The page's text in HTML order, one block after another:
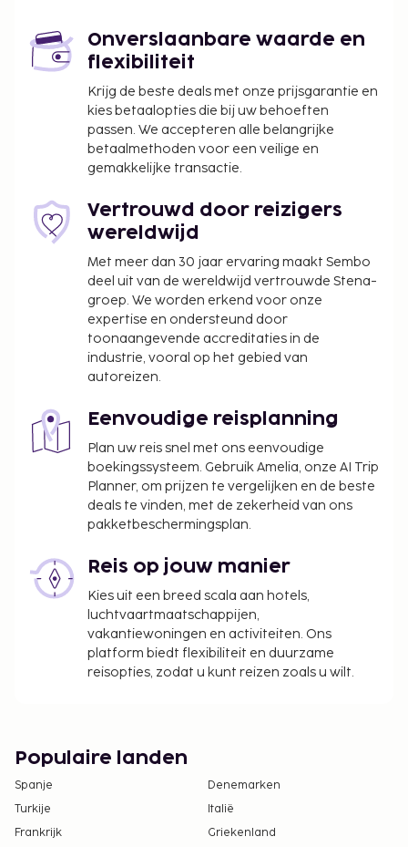
receptie, meertalig personeel en een
bagageopslagruimte. Dit hotel heeft 3 verdiepingen
in 1 gebouw en biedt aparte rookruimtes. Maak
kennis met andere gasten tijdens een gratis
receptie, dagelijks aangeboden. Dagelijks kun je
tegen betaling genieten van een lekker
continentaal ontbijt, dat geserveerd wordt van
08.00 uur tot 10.00 uur.
Toeslag voor het continentaal ontbijt: ca. INR
300 voor volwassenen en ca. INR 100 voor
kinderen
Deze lijst is mogelijk niet volledig. Toeslagen en
borgsommen zijn mogelijk excl. btw en kunnen
In deze accommodatie zijn huisdieren en
Onverslaanbare waarde en
flexibiliteit
Krijg de beste deals met onze prijsgarantie en
kies betaalopties die bij uw behoeften
passen. We accepteren alle belangrijke
betaalmethoden voor een veilige en
gemakkelijke transactie.
Vertrouwd door reizigers
wereldwijd
Met meer dan 30 jaar ervaring maakt Sembo
deel uit van de wereldwijd vertrouwde Stena-
groep. We worden erkend voor onze
expertise en ondersteund door
toonaangevende accreditaties in de
industrie, vooral op het gebied van
autoreizen.
Eenvoudige reisplanning
Plan uw reis snel met ons eenvoudige
boekingssysteem. Gebruik Amelia, onze AI Trip
Planner, om prijzen te vergelijken en de beste
deals te vinden, met de zekerheid van ons
pakketbeschermingsplan.
Reis op jouw manier
Kies uit een breed scala aan hotels,
luchtvaartmaatschappijen,
vakantiewoningen en activiteiten. Ons
platform biedt flexibiliteit en duurzame
reisopties, zodat u kunt reizen zoals u wilt.
Populaire landen
Spanje
Denemarken
Turkije
Italië
Frankrijk
Griekenland